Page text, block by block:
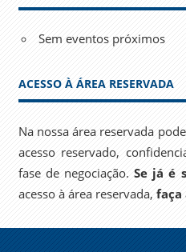
Sem eventos próximos
ACESSO À ÁREA RESERVADA
Na nossa área reservada
acesso reservado,
fase de negociação.Se já é
acesso à área reservada, faça